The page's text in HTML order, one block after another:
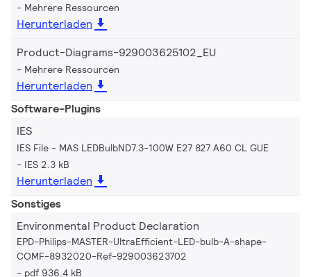
Mehrere Ressourcen
Herunterladen
Product-Diagrams-929003625102_EU
Mehrere Ressourcen
Herunterladen
Software-Plugins
IES
IES File - MAS LEDBulbND7.3-100W E27 827 A60 CL GUE
IES 2.3 kB
Herunterladen
Sonstiges
Environmental Product Declaration
EPD-Philips-MASTER-UltraEfficient-LED-bulb-A-shape-
COMF-8932020-Ref-929003623702
pdf 936.4 kB